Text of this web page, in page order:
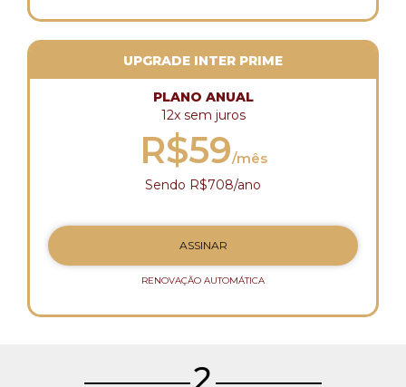
UPGRADE INTER PRIME
PLANO ANUAL
12x sem juros
R$59/mês
Sendo R$708/ano
ASSINAR
RENOVAÇÃO AUTOMÁTICA
2